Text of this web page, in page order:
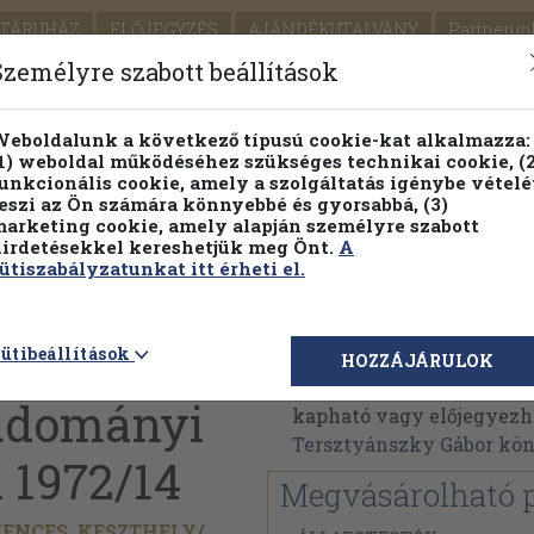
ELŐJEGYZÉS AJÁNDÉKUTALVÁNY
SEGÍTSÉG
PILLANATNYI ÁRAINK FENNTARTHATÓ
Részletes kereső Témaköri fa
14
Tersztyánszky Gábor
Tersztyánszky Gábor
kapható vagy
Tersztyánszky Gábor
Megvásárolható
szabott beállítások
a következő típusú cookie-kat alkalmazza:
weboldal működéséhez szükséges technikai cookie,
cookie, amely a szolgáltatás igénybe
az Ön számára könnyebbé és gyorsabbá, (3)
cookie, amely alapján személyre szabott
kereshetjük meg Önt. A
itt érheti el.
HOZZÁJÁRULOK